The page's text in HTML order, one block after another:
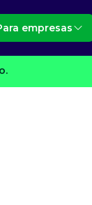
empresas